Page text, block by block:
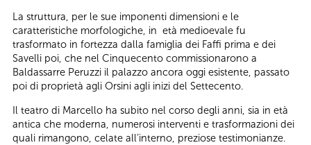
La struttura, per le sue imponenti dimensioni e le
caratteristiche morfologiche, in età medioevale fu
trasformato in fortezza dalla famiglia dei Faffi prima e dei
Savelli poi, che nel Cinquecento commissionarono a
Baldassarre Peruzzi il palazzo ancora oggi esistente, passato
poi di proprietà agli Orsini agli inizi del Settecento.
Il teatro di Marcello ha subito nel corso degli anni, sia in età
antica che moderna, numerosi interventi e trasformazioni dei
quali rimangono, celate all’interno, preziose testimonianze.